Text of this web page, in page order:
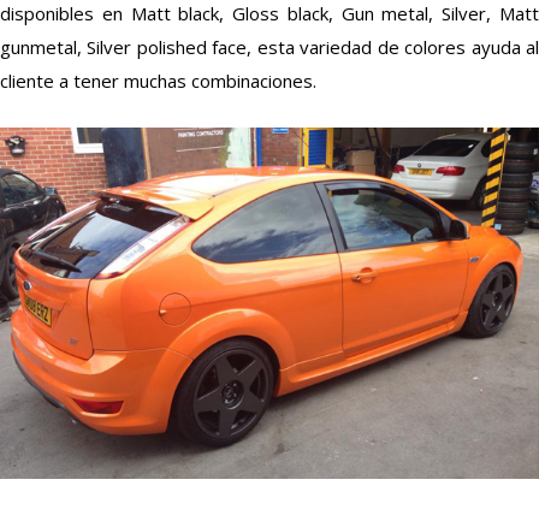
disponibles en Matt black, Gloss black, Gun metal, Silver, Matt
gunmetal, Silver polished face, esta variedad de colores ayuda al
cliente a tener muchas combinaciones.